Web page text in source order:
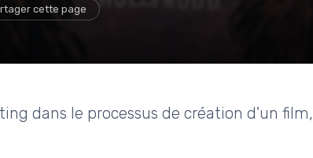
cette page
dans le processus de création d'un film,